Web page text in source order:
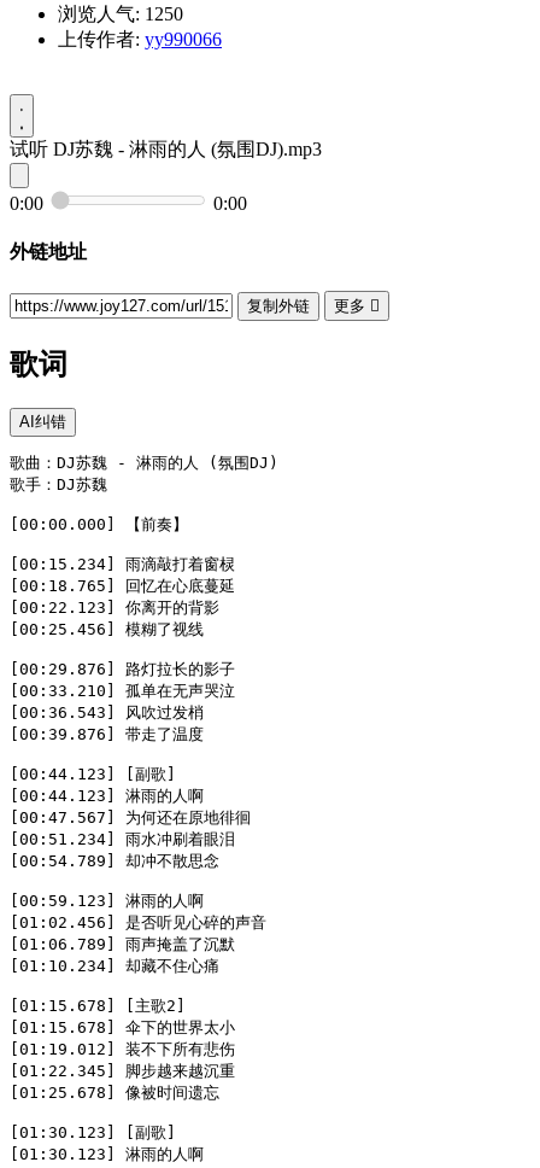
浏览人气: 1250
上传作者: yy990066
试听 DJ苏魏 - 淋雨的人 (氛围DJ).mp3
0:00 0:00
外链地址
复制外链 更多 
歌词
AI纠错
歌曲：DJ苏魏 - 淋雨的人 (氛围DJ)
歌手：DJ苏魏
[00:00.000] 【前奏】
[00:15.234] 雨滴敲打着窗棂
[00:18.765] 回忆在心底蔓延
[00:22.123] 你离开的背影
[00:25.456] 模糊了视线
[00:29.876] 路灯拉长的影子
[00:33.210] 孤单在无声哭泣
[00:36.543] 风吹过发梢
[00:39.876] 带走了温度
[00:44.123] [副歌]
[00:44.123] 淋雨的人啊
[00:47.567] 为何还在原地徘徊
[00:51.234] 雨水冲刷着眼泪
[00:54.789] 却冲不散思念
[00:59.123] 淋雨的人啊
[01:02.456] 是否听见心碎的声音
[01:06.789] 雨声掩盖了沉默
[01:10.234] 却藏不住心痛
[01:15.678] [主歌2]
[01:15.678] 伞下的世界太小
[01:19.012] 装不下所有悲伤
[01:22.345] 脚步越来越沉重
[01:25.678] 像被时间遗忘
[01:30.123] [副歌]
[01:30.123] 淋雨的人啊